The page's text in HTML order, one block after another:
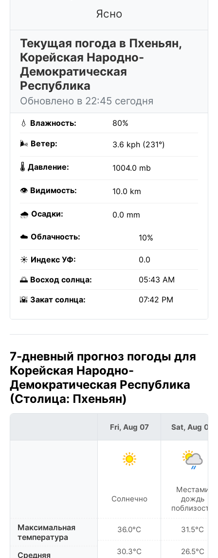
Ясно
Текущая погода в Пхеньян,
Корейская Народно-
Демократическая
Республика
Обновлено в 22:45 сегодня
💧 Влажность: 80%
🌬️ Ветер: 3.6 kph (231°)
🌡️ Давление: 1004.0 mb
👁️ Видимость: 10.0 km
🌧️ Осадки: 0.0 mm
☁️ Облачность: 10%
☀️ Индекс УФ: 0.0
🌅 Восход солнца: 05:43 AM
🌇 Закат солнца: 07:42 PM
7-дневный прогноз погоды для
Корейская Народно-
Демократическая Республика
(Столица: Пхеньян)
Максимальная
температура
Средняя
Fri, Aug 07
Солнечно
36.0°C
30.3°C
Sat, Aug 08
Местами
дождь
поблизости
31.5°C
26.5°C